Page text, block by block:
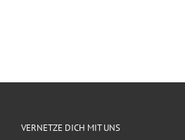
VERNETZE DICH MIT UNS